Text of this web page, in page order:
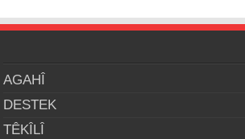
AGAHÎ
DESTEK
TÊKÎLÎ